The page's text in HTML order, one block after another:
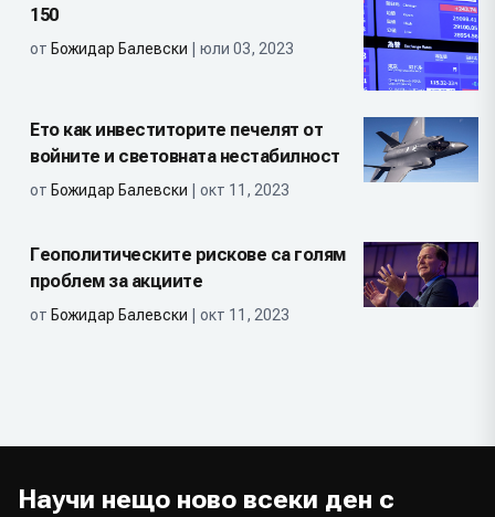
150
от Божидар Балевски | юли 03, 2023
Ето как инвеститорите печелят от
войните и световната нестабилност
от Божидар Балевски | окт 11, 2023
Геополитическите рискове са голям
проблем за акциите
от Божидар Балевски | окт 11, 2023
Научи нещо ново всеки ден с